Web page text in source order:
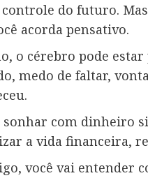
do futuro.
acorda pensativo.
o cérebro pode
medo de faltar,
com dinheiro
a vida financeira,
você vai